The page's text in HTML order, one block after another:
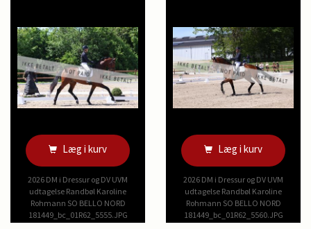
Læg i kurv
2026 DM i Dressur og DV UVM
udtagelse Randbøl Karoline
Rohmann SO BELLO NORD
181449_bc_01R62_5555.JPG
Læg i kurv
2026 DM i Dressur og DV UVM
udtagelse Randbøl Karoline
Rohmann SO BELLO NORD
181449_bc_01R62_5560.JPG